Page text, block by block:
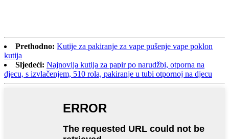
Prethodno: Kutije za pakiranje za vape pušenje vape poklon
kutija
Sljedeći: Najnovija kutija za papir po narudžbi, otporna na
djecu, s izvlačenjem, 510 rola, pakiranje u tubi otpornoj na djecu